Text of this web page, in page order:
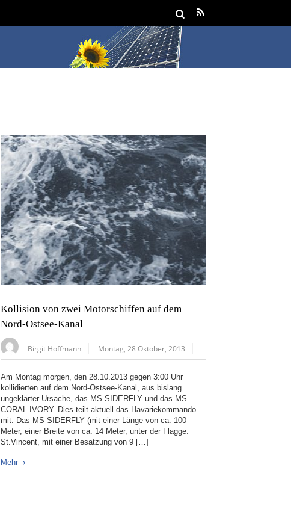
Kollision von zwei Motorschiffen auf dem
Nord-Ostsee-Kanal
Birgit Hoffmann Montag, 28 Oktober, 2013
Am Montag morgen, den 28.10.2013 gegen 3:00 Uhr
kollidierten auf dem Nord-Ostsee-Kanal, aus bislang
ungeklärter Ursache, das MS SIDERFLY und das MS
CORAL IVORY. Dies teilt aktuell das Havariekommando
mit. Das MS SIDERFLY (mit einer Länge von ca. 100
Meter, einer Breite von ca. 14 Meter, unter der Flagge:
St.Vincent, mit einer Besatzung von 9 […]
Mehr